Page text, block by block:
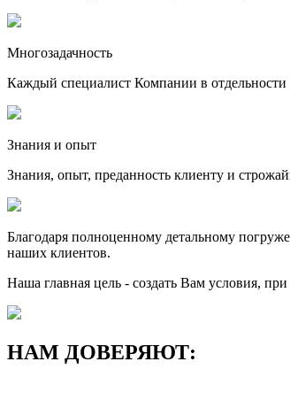
Многозадачность
Каждый специалист Компании в отдельности
Знания и опыт
Знания, опыт, преданность клиенту и
Благодаря полноценному детальному
наших клиентов.
Наша главная цель - создать Вам условия,
НАМ ДОВЕРЯЮТ: